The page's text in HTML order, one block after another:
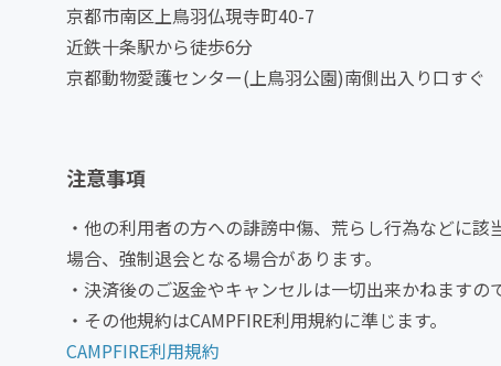
京都市南区上鳥羽仏現寺町40-7
近鉄十条駅から徒歩6分
京都動物愛護センター(上鳥羽公園)南側出入り口すぐ
注意事項
・他の利用者の方への誹謗中傷、荒らし行為などに
場合、強制退会となる場合があります。
・決済後のご返金やキャンセルは一切出来かねますの
・その他規約はCAMPFIRE利用規約に準じます。
CAMPFIRE利用規約